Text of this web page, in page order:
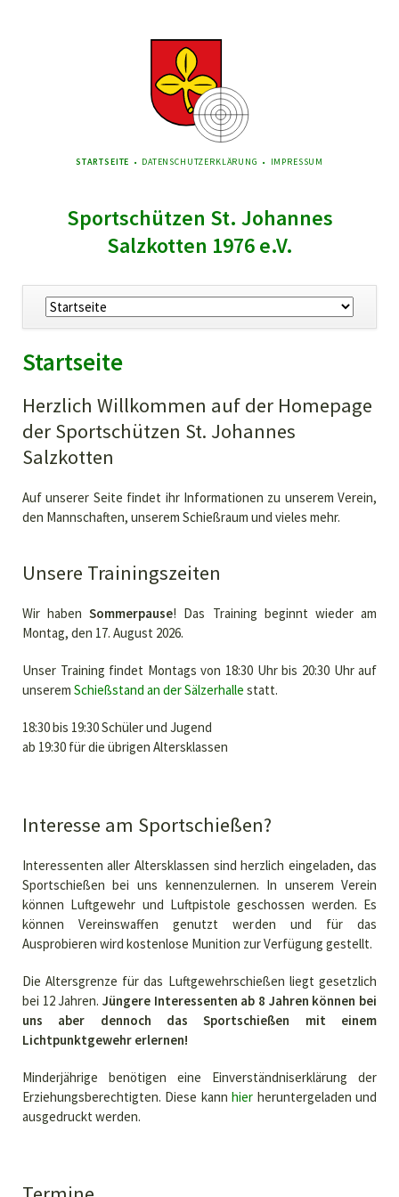
NAVIGATION
STARTSEITE DATENSCHUTZERKLÄRUNG IMPRESSUM
Sportschützen St. Johannes
Salzkotten 1976 e.V.
Navigation
überspringen
Startseite
Herzlich Willkommen auf der Homepage
der Sportschützen St. Johannes
Salzkotten
Auf unserer Seite findet ihr Informationen zu unserem Verein,
den Mannschaften, unserem Schießraum und vieles mehr.
Unsere Trainingszeiten
Wir habenSommerpause! Das Training beginnt wieder am
Montag, den 17. August 2026.
Unser Training findet Montags von 18:30 Uhr bis 20:30 Uhr auf
unserem Schießstand an der Sälzerhalle statt.
18:30 bis 19:30 Schüler und Jugend
ab 19:30 für die übrigen Altersklassen
Interesse am Sportschießen?
Interessenten aller Altersklassen sind herzlich eingeladen, das
Sportschießen bei uns kennenzulernen. In unserem Verein
können Luftgewehr und Luftpistole geschossen werden. Es
können Vereinswaffen genutzt werden und für das
Ausprobieren wird kostenlose Munition zur Verfügung gestellt.
Die Altersgrenze für das Luftgewehrschießen liegt gesetzlich
bei 12 Jahren. Jüngere Interessenten ab 8 Jahren können bei
uns aber dennoch das Sportschießen mit einem
Lichtpunktgewehr erlernen!
Minderjährige benötigen eine Einverständniserklärung der
Erziehungsberechtigten. Diese kannhier heruntergeladen und
ausgedruckt werden.